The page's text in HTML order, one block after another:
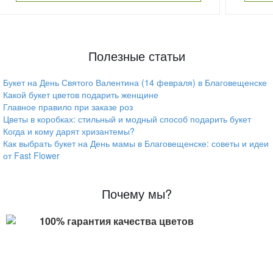
Полезные статьи
Букет на День Святого Валентина (14 февраля) в Благовещенске
Какой букет цветов подарить женщине
Главное правило при заказе роз
Цветы в коробках: стильный и модный способ подарить букет
Когда и кому дарят хризантемы?
Как выбрать букет на День мамы в Благовещенске: советы и идеи
от Fast Flower
Почему мы?
100% гарантия качества цветов